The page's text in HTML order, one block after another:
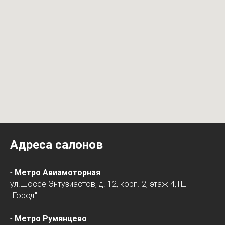
Адреса салонов
- Метро Авиамоторная
ул.Шоссе Энтузиастов, д. 12, корп. 2, этаж 4,ТЦ
"Город"
- Метро Румянцево